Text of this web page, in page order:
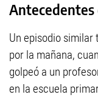
Antecedentes
Un episodio similar
por la mañana,
golpeó a un
en la escuela